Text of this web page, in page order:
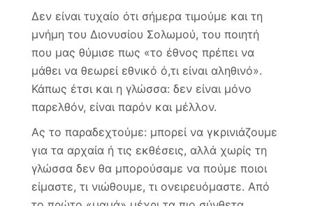
Δεν είναι τυχαίο ότι σήμερα τιμούμε και τη
μνήμη του Διονυσίου Σολωμού, του ποιητή
που μας θύμισε πως «το έθνος πρέπει να
μάθει να θεωρεί εθνικό ό,τι είναι αληθινό».
Κάπως έτσι και η γλώσσα: δεν είναι μόνο
παρελθόν, είναι παρόν και μέλλον.
Ας το παραδεχτούμε: μπορεί να γκρινιάζουμε
για τα αρχαία ή τις εκθέσεις, αλλά χωρίς τη
γλώσσα δεν θα μπορούσαμε να πούμε ποιοι
είμαστε, τι νιώθουμε, τι ονειρευόμαστε. Από